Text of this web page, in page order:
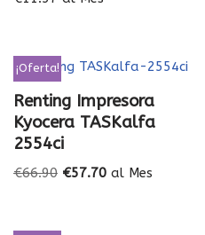
¡Oferta!
Renting Impresora
Kyocera TASKalfa
2554ci
€66.90 €57.70 al Mes